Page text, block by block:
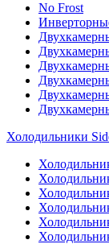
No Frost
Холодильники